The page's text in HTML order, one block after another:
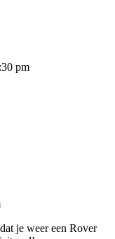
pm
je weer een Rover